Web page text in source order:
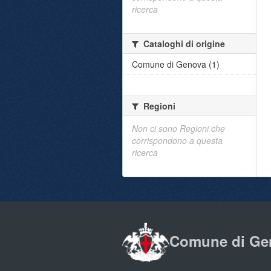
ricerca
Cataloghi di origine
Comune di Genova (1)
Regioni
Non ci sono Regioni che
corrispondono a questa
ricerca
Comune di